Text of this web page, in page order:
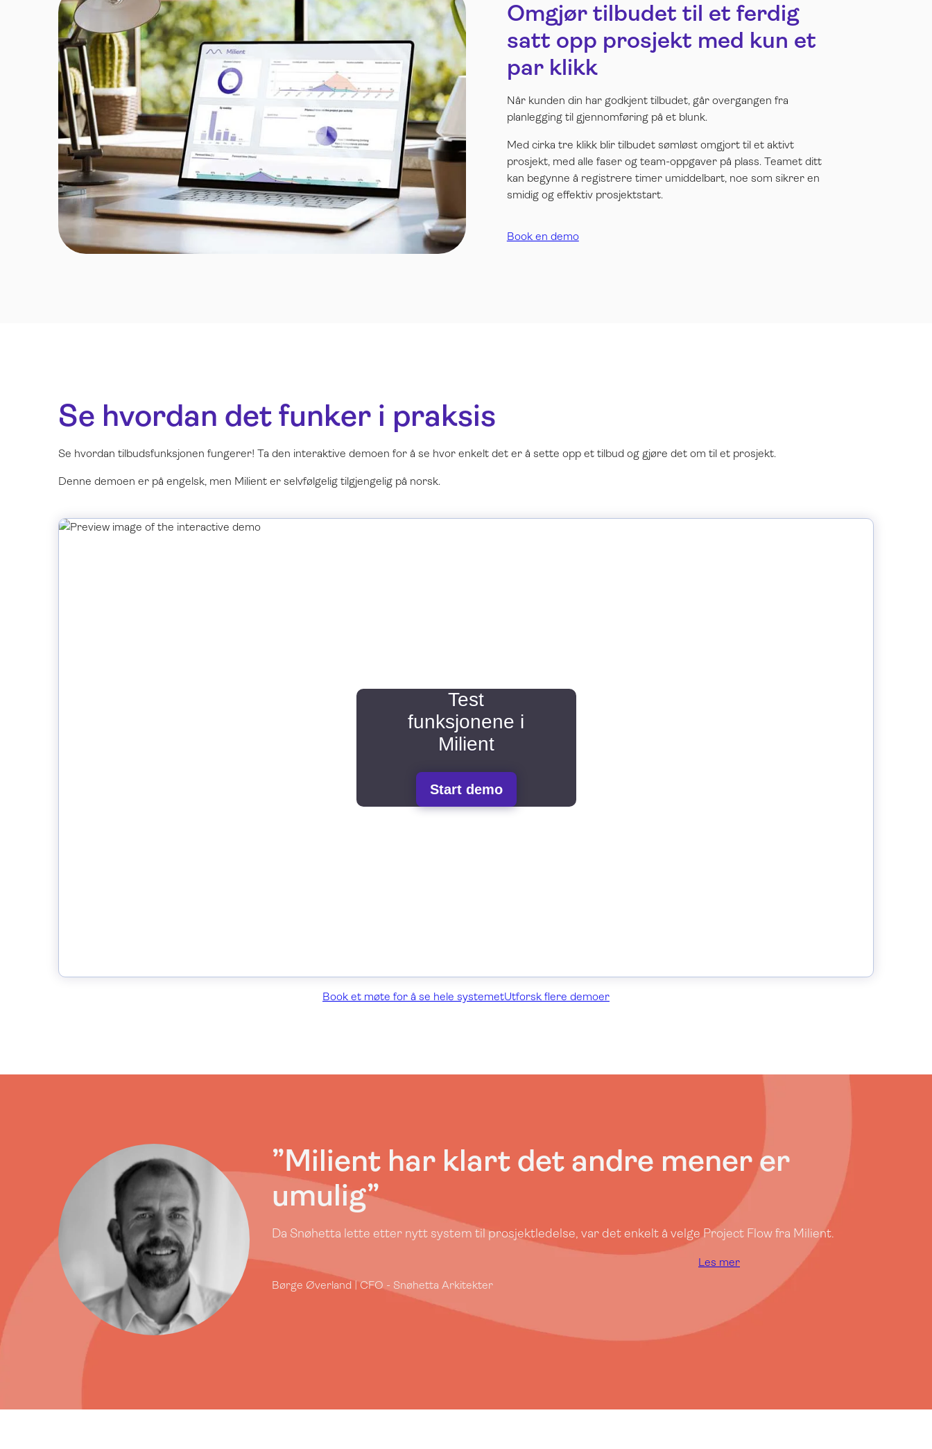
Omgjør tilbudet til et ferdig
satt opp prosjekt med kun et
par klikk
Når kunden din har godkjent tilbudet, går overgangen fra
planlegging til gjennomføring på et blunk.
Med cirka tre klikk blir tilbudet sømløst omgjort til et aktivt
prosjekt, med alle faser og team-oppgaver på plass. Teamet ditt
kan begynne å registrere timer umiddelbart, noe som sikrer en
smidig og effektiv prosjektstart.
Book en demo
Se hvordan det funker i praksis
Se hvordan tilbudsfunksjonen fungerer! Ta den interaktive demoen for å se hvor enkelt det er å sette opp et tilbud og gjøre det om til et prosjekt.
Denne demoen er på engelsk, men Milient er selvfølgelig tilgjengelig på norsk.
Test
funksjonene i
Milient
Start demo
Book et møte for å se hele systemetUtforsk flere demoer
”Milient har klart det andre mener er
umulig”
Da Snøhetta lette etter nytt system til prosjektledelse, var det enkelt å velge Project Flow fra Milient.
Børge Øverland | CFO - Snøhetta Arkitekter
Les mer